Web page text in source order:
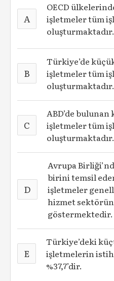
A
OECD
işletmeler tüm
oluşturmaktadır.
B
Türkiye’de
işletmeler tüm
oluşturmaktadır.
C
ABD’de
işletmeler tüm
oluşturmaktadır.
D
Avrupa
birini temsil
işletmeler
hizmet
göstermektedir.
E
Türkiye’deki
işletmelerin
%37,7’dir.